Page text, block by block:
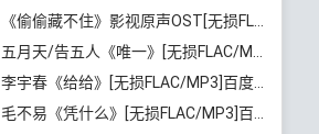
《偷偷藏不住》影视原声OST[无损FLAC/MP3/348MB]百度云网盘下载
五月天/告五人《唯一》[无损FLAC/MP3/69MB]百度云网盘下载
李宇春《给给》[无损FLAC/MP3]百度云网盘下载
毛不易《凭什么》[无损FLAC/MP3]百度云网盘下载